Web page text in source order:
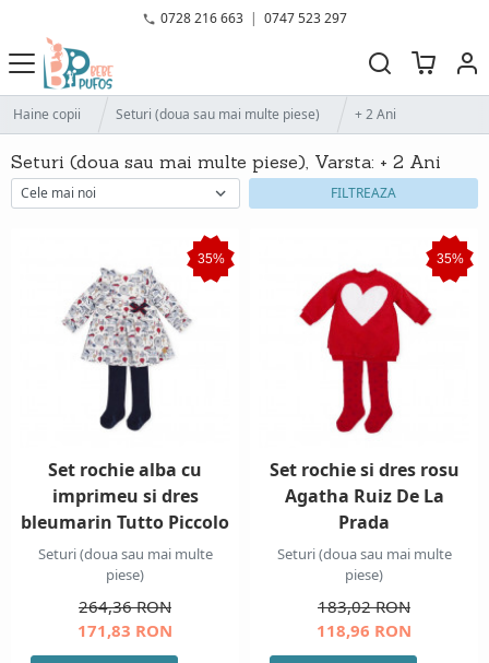
0728 216 663 | 0747 523 297
Haine copii Seturi (doua sau mai multe piese) + 2 Ani
Seturi (doua sau mai multe piese), Varsta: + 2 Ani
FILTREAZA
35%
Set rochie alba cu
imprimeu si dres
bleumarin Tutto Piccolo
Seturi (doua sau mai multe
piese)
264,36 RON
171,83 RON
35%
Set rochie si dres rosu
Agatha Ruiz De La
Prada
Seturi (doua sau mai multe
piese)
183,02 RON
118,96 RON